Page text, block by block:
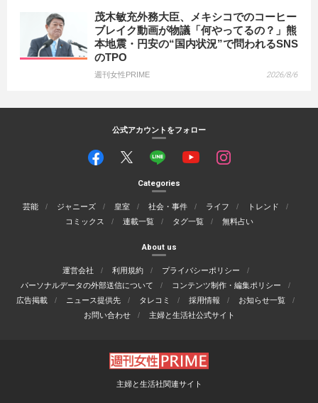
茂木敏充外務大臣、メキシコでのコーヒー
ブレイク動画が物議「何やってるの？」熊
本地震・円安の“国内状況”で問われるSNS
のTPO
週刊女性PRIME 2026/8/6
公式アカウントをフォロー
Categories
芸能 ジャニーズ 皇室 社会・事件 ライフ
トレンド
コミックス
連載一覧 タグ一覧 無料占い
About us
運営会社 利用規約
プライバシーポリシー
パーソナルデータの外部送信について
コンテンツ制作・編集ポリシー
広告掲載
ニュース提供先 タレコミ 採用情報
お知らせ一覧
お問い合わせ
主婦と生活社公式サイト
主婦と生活社関連サイト